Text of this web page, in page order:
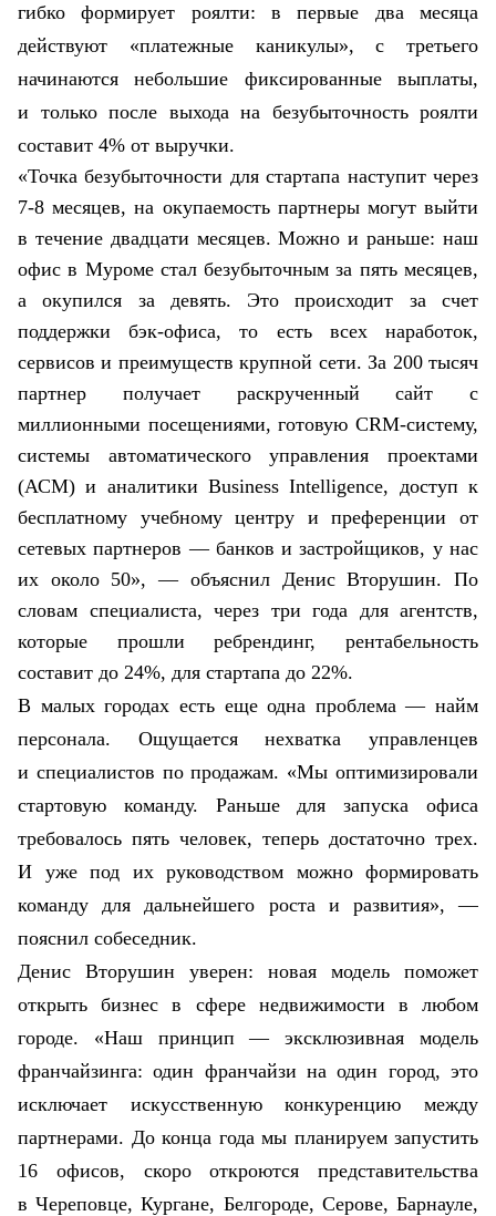
гибко формирует роялти: в первые два месяца
действуют «платежные каникулы», с третьего
начинаются небольшие фиксированные выплаты,
и только после выхода на безубыточность роялти
составит 4% от выручки.
«Точка безубыточности для стартапа наступит через
7-8 месяцев, на окупаемость партнеры могут выйти
в течение двадцати месяцев. Можно и раньше: наш
офис в Муроме стал безубыточным за пять месяцев,
а окупился за девять. Это происходит за счет
поддержки бэк-офиса, то есть всех наработок,
сервисов и преимуществ крупной сети. За 200 тысяч
партнер получает раскрученный сайт с
миллионными посещениями, готовую CRM-систему,
системы автоматического управления проектами
(АСМ) и аналитики Business Intelligence, доступ к
бесплатному учебному центру и преференции от
сетевых партнеров — банков и застройщиков, у нас
их около 50», — объяснил Денис Вторушин. По
словам специалиста, через три года для агентств,
которые прошли ребрендинг, рентабельность
составит до 24%, для стартапа до 22%.
В малых городах есть еще одна проблема — найм
персонала. Ощущается нехватка управленцев
и специалистов по продажам. «Мы оптимизировали
стартовую команду. Раньше для запуска офиса
требовалось пять человек, теперь достаточно трех.
И уже под их руководством можно формировать
команду для дальнейшего роста и развития», —
пояснил собеседник.
Денис Вторушин уверен: новая модель поможет
открыть бизнес в сфере недвижимости в любом
городе. «Наш принцип — эксклюзивная модель
франчайзинга: один франчайзи на один город, это
исключает искусственную конкуренцию между
партнерами. До конца года мы планируем запустить
16 офисов, скоро откроются представительства
в Череповце, Кургане, Белгороде, Серове, Барнауле,